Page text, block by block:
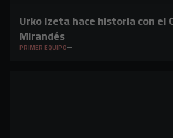
Urko Izeta hace historia con el
Mirandés
PRIMER EQUIPO